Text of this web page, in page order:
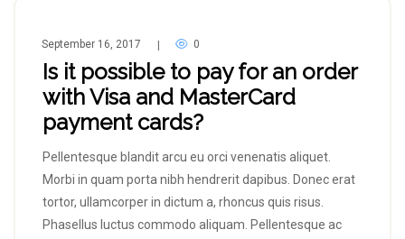
September 16, 2017 0
Is it possible to pay for an order
with Visa and MasterCard
payment cards?
Pellentesque blandit arcu eu orci venenatis aliquet.
Morbi in quam porta nibh hendrerit dapibus. Donec erat
tortor, ullamcorper in dictum a, rhoncus quis risus.
Phasellus luctus commodo aliquam. Pellentesque ac